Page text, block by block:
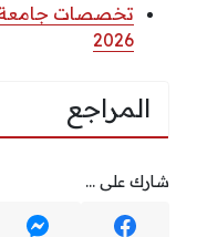
تخصصات جامعة
2026
المراجع
شارك على ...